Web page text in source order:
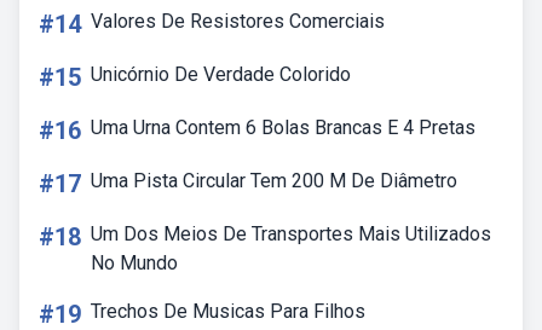
#14 Valores De Resistores Comerciais
#15 Unicórnio De Verdade Colorido
#16 Uma Urna Contem 6 Bolas Brancas E 4 Pretas
#17 Uma Pista Circular Tem 200 M De Diâmetro
#18 Um Dos Meios De Transportes Mais Utilizados
No Mundo
#19 Trechos De Musicas Para Filhos